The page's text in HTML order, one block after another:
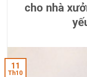
cho nhà
11
Th10